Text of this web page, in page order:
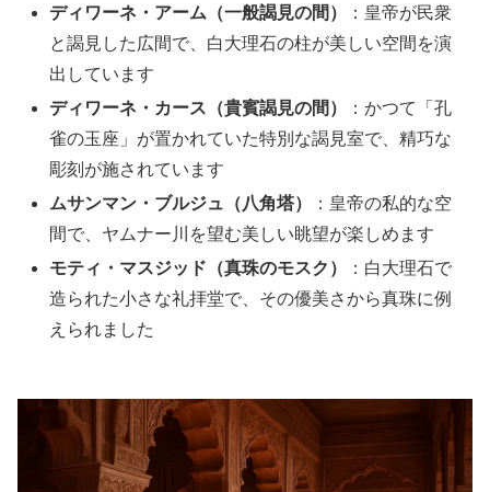
ディワーネ・アーム（一般謁見の間）
：皇帝が民衆
と謁見した広間で、白大理石の柱が美しい空間を演
出しています
ディワーネ・カース（貴賓謁見の間）
：かつて「孔
雀の玉座」が置かれていた特別な謁見室で、精巧な
彫刻が施されています
ムサンマン・ブルジュ（八角塔）
：皇帝の私的な空
間で、ヤムナー川を望む美しい眺望が楽しめます
モティ・マスジッド（真珠のモスク）
：白大理石で
造られた小さな礼拝堂で、その優美さから真珠に例
えられました